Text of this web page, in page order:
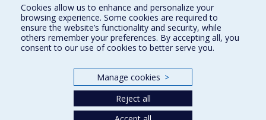
Find us
Site map
Accessibility
Cookies allow us to enhance and personalize your
browsing experience. Some cookies are required to
ensure the website’s functionality and security, while
others remember your preferences. By accepting all, you
consent to our use of cookies to better serve you.
Manage cookies >
Reject all